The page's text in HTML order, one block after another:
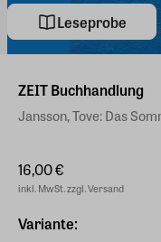
Leseprobe
ZEIT Buchhandlung
Jansson, Tove: Das
16,00 €
inkl. MwSt. zzgl. Versand
Variante: